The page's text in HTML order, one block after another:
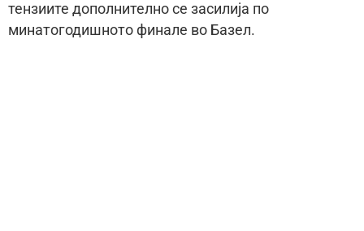
тензиите дополнително се засилија по
минатогодишното финале во Базел.